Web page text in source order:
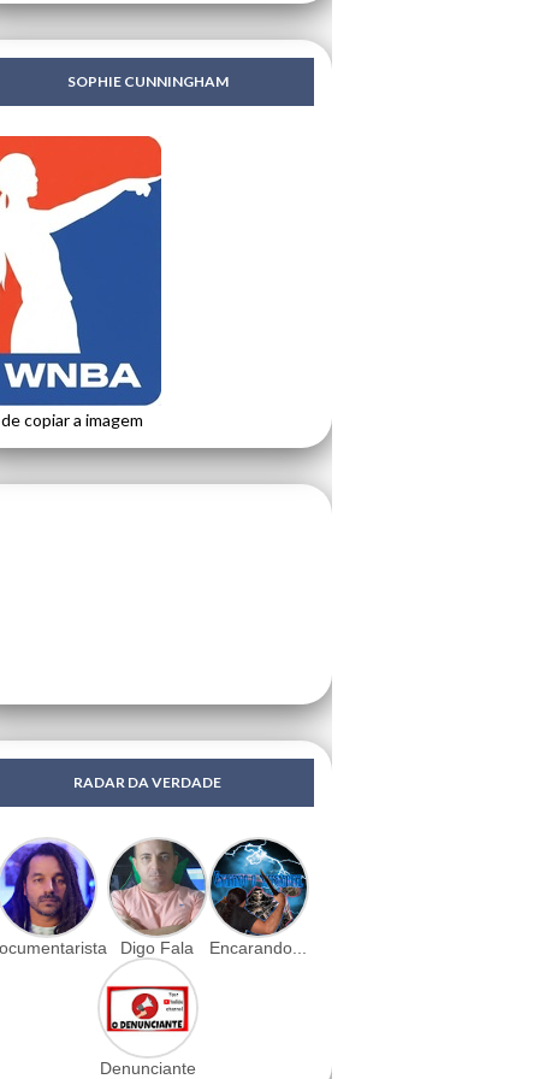
SOPHIE CUNNINGHAM
copiar a imagem
RADAR DA VERDADE
Digo Fala Encarando...
Denunciante